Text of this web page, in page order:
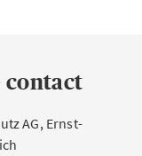
contact
AG, Ernst-